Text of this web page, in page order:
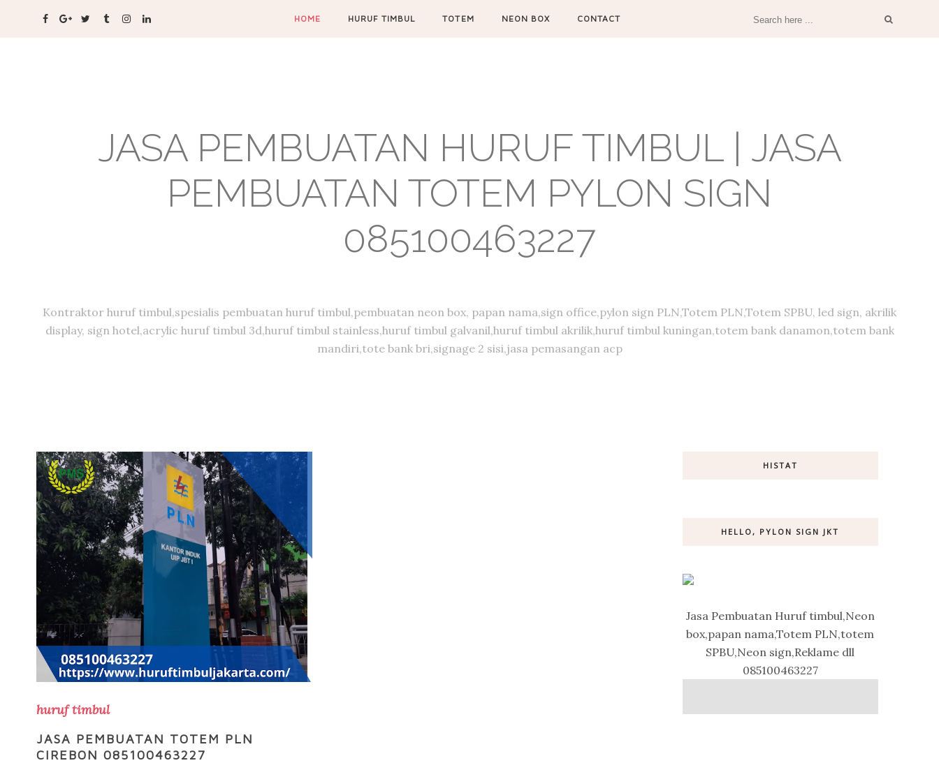
HOME HURUF TIMBUL TOTEM NEON BOX CONTACT
JASA PEMBUATAN HURUF TIMBUL | JASA
PEMBUATAN TOTEM PYLON SIGN
085100463227
Kontraktor huruf timbul,spesialis pembuatan huruf timbul,pembuatan neon box, papan nama,sign office,pylon sign PLN,Totem PLN,Totem SPBU, led sign, akrilik
display, sign hotel,acrylic huruf timbul 3d,huruf timbul stainless,huruf timbul galvanil,huruf timbul akrilik,huruf timbul kuningan,totem bank danamon,totem bank
mandiri,tote bank bri,signage 2 sisi,jasa pemasangan acp
huruf timbul
JASA PEMBUATAN TOTEM PLN
CIREBON 085100463227
HISTAT
HELLO, PYLON SIGN JKT
Jasa Pembuatan Huruf timbul,Neon
box,papan nama,Totem PLN,totem
SPBU,Neon sign,Reklame dll
085100463227